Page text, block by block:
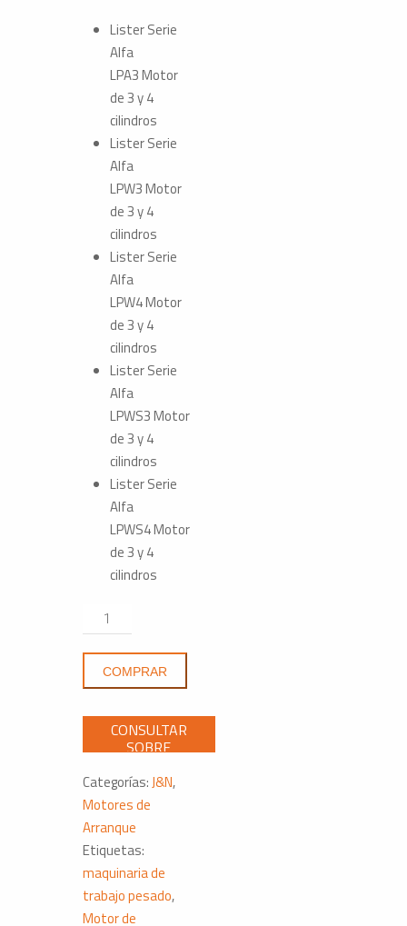
ListerSerie
Alfa
LPA3Motor
de 3 y 4
cilindros
ListerSerie
Alfa
LPW3Motor
de 3 y 4
cilindros
ListerSerie
Alfa
LPW4Motor
de 3 y 4
cilindros
ListerSerie
Alfa
LPWS3Motor
de 3 y 4
cilindros
ListerSerie
Alfa
LPWS4Motor
de 3 y 4
cilindros
Motor
de
Arranque
Denso
52075
12V
11T
Lister
Petter
cantidad
COMPRAR
Categorías:J&N,
Motores de
Arranque
Etiquetas:
maquinaria de
trabajo pesado,
Motor de